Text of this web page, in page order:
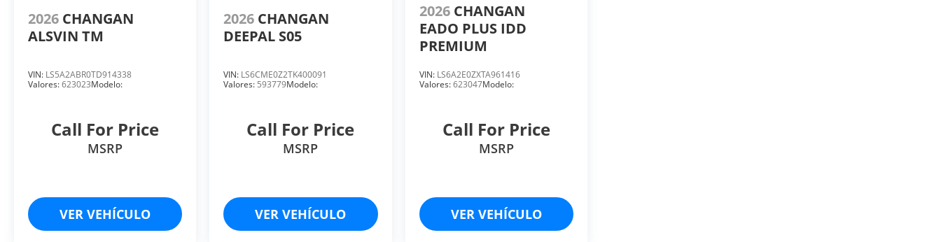
2026 CHANGAN
ALSVIN TM
VIN: LS5A2ABR0TD914338
Valores:623023Modelo:
Call For Price
MSRP
VER VEHÍCULO
2026 CHANGAN
DEEPAL S05
VIN: LS6CME0Z2TK400091
Valores: 593779Modelo:
Call For Price
MSRP
VER VEHÍCULO
2026 CHANGAN
EADO PLUS IDD
PREMIUM
VIN: LS6A2E0ZXTA961416
Valores:623047Modelo:
Call For Price
MSRP
VER VEHÍCULO